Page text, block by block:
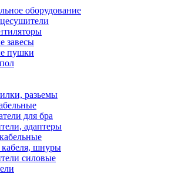
оборудование
завесы
пушки
разьемы
для бра
адаптеры
шнуры
силовые